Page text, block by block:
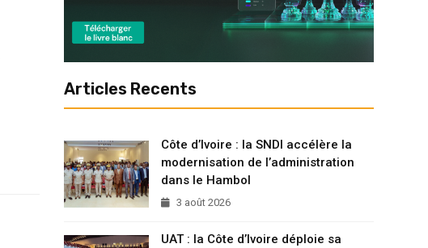
Articles Recents
Côte d’Ivoire : la SNDI accélère la
modernisation de l’administration
dans le Hambol
3 août 2026
UAT : la Côte d’Ivoire déploie sa